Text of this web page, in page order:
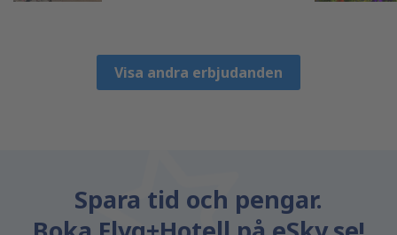
Visa andra erbjudanden
Spara tid och pengar.